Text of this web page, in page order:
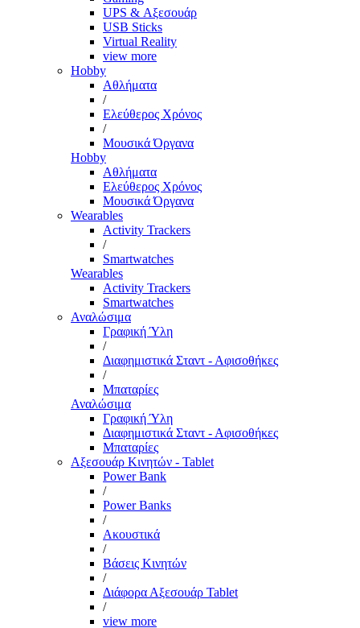
UPS & Αξεσουάρ
USB Sticks
Virtual Reality
view more
Hobby
Αθλήματα
/
Ελεύθερος Χρόνος
/
Μουσικά Όργανα
Hobby
Αθλήματα
Ελεύθερος Χρόνος
Μουσικά Όργανα
Wearables
Activity Trackers
/
Smartwatches
Wearables
Activity Trackers
Smartwatches
Αναλώσιμα
Γραφική Ύλη
/
Διαφημιστικά Σταντ - Αφισοθήκες
/
Μπαταρίες
Αναλώσιμα
Γραφική Ύλη
Διαφημιστικά Σταντ - Αφισοθήκες
Μπαταρίες
Αξεσουάρ Κινητών - Tablet
Power Bank
/
Power Banks
/
Ακουστικά
/
Βάσεις Κινητών
/
Διάφορα Αξεσουάρ Tablet
/
view more